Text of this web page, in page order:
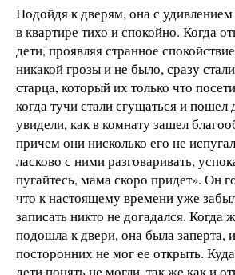
Подойдя к дверям, она с
в квартире тихо и спокойно. Когда
дети, проявляя странное
никакой грозы и не было, сразу
старца, который их только что
когда тучи стали сгущаться и
увидели, как в комнату зашел
причем они нисколько его не
ласково с ними разговаривать,
пугайтесь, мама скоро придет». Он
что к настоящему времени уже
записать никто не догадался. Когда
подошла к двери, она была заперта,
посторонних не мог ее открыть.